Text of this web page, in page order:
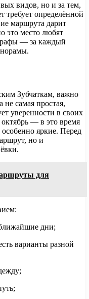
видов, но и за тем,
требует определённой
маршрута дарит
это место любят
— за каждый
Зубчаткам, важно
не самая простая,
уверенности в своих
— в это время
яркие. Перед
но и
для
дни;
варианты разной